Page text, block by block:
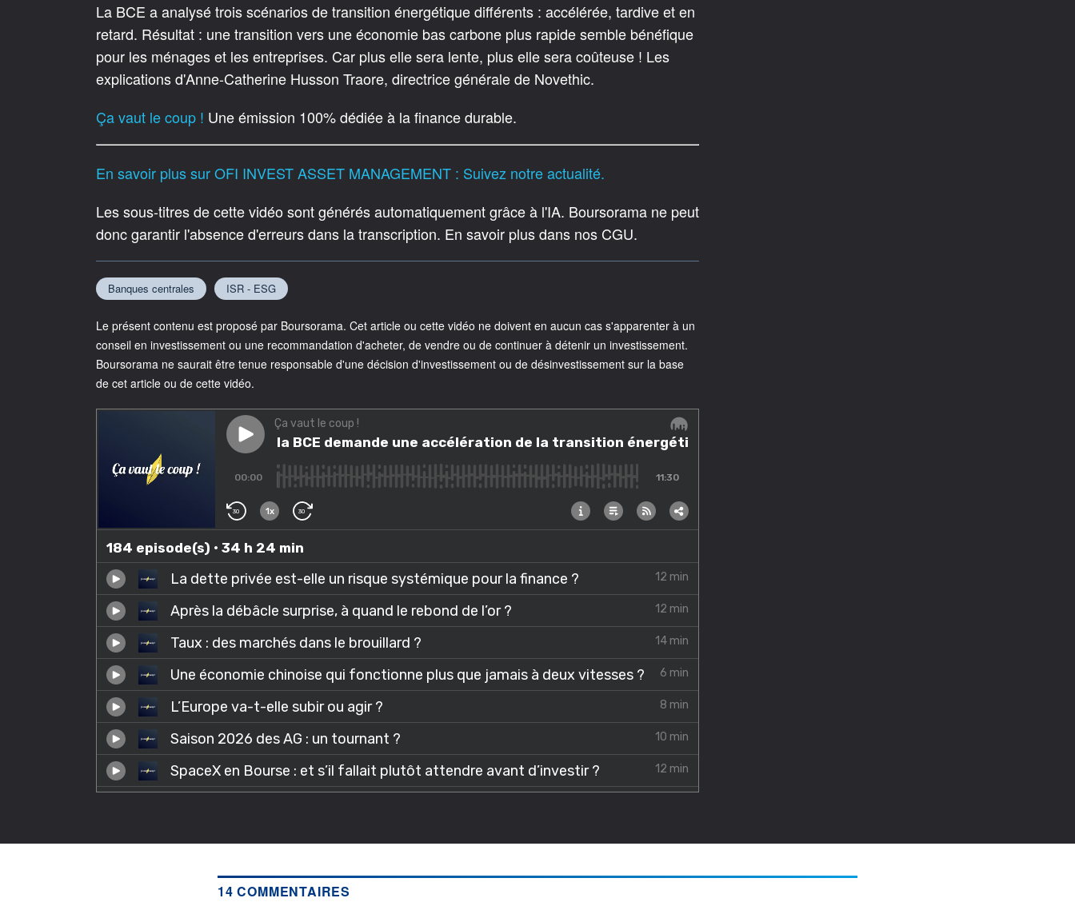
La BCE a analysé trois scénarios de transition énergétique différents : accélérée, tardive et en
retard. Résultat : une transition vers une économie bas carbone plus rapide semble bénéfique
pour les ménages et les entreprises. Car plus elle sera lente, plus elle sera coûteuse ! Les
explications d'Anne-Catherine Husson Traore, directrice générale de Novethic.
Ça vaut le coup ! Une émission 100% dédiée à la finance durable.
En savoir plus sur OFI INVEST ASSET MANAGEMENT : Suivez notre actualité.
Les sous-titres de cette vidéo sont générés automatiquement grâce à l'IA. Boursorama ne peut
donc garantir l'absence d'erreurs dans la transcription. En savoir plus dans nos CGU.
Banques centrales ISR - ESG
Le présent contenu est proposé par Boursorama. Cet article ou cette vidéo ne doivent en aucun cas s'apparenter à un
conseil en investissement ou une recommandation d'acheter, de vendre ou de continuer à détenir un investissement.
Boursorama ne saurait être tenue responsable d'une décision d'investissement ou de désinvestissement sur la base
de cet article ou de cette vidéo.
14 COMMENTAIRES